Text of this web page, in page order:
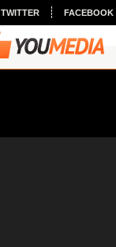
TWITTER FACEBOOK